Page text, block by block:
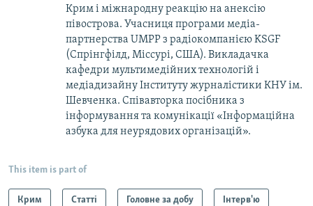
Крим і міжнародну реакцію на анексію
півострова. Учасниця програми медіа-
партнерства UMPP з радіокомпанією KSGF
(Спрінгфілд, Міссурі, США). Викладачка
кафедри мультимедійних технологій і
медіадизайну Інституту журналістики КНУ ім.
Шевченка. Співавторка посібника з
інформування та комунікації «Інформаційна
азбука для неурядових організацій».
This item is part of
Крим Статті Головне за добу Інтерв'ю